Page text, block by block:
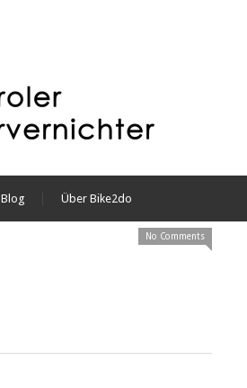
Blog Über Bike2do
No Comments